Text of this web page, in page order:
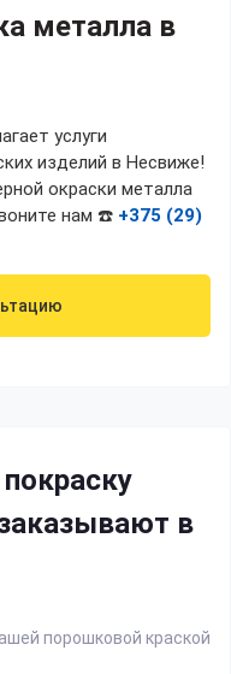
металла в
услуги
изделий в Несвиже!
окраски металла
нам ☎️ +375 (29)
в
порошковой краской